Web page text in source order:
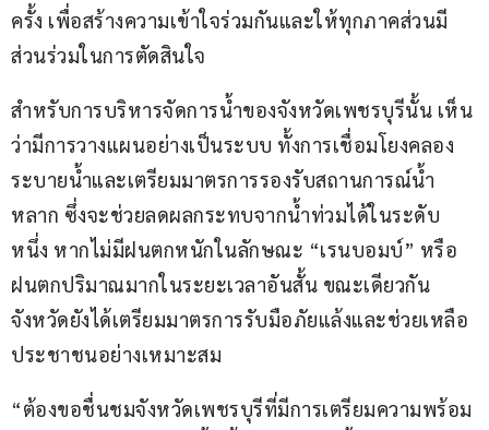
ครั้ง เพื่อสร้างความเข้าใจร่วมกันและให้ทุกภาคส่วนมี
ส่วนร่วมในการตัดสินใจ
สำหรับการบริหารจัดการน้ำของจังหวัดเพชรบุรีนั้น เห็น
ว่ามีการวางแผนอย่างเป็นระบบ ทั้งการเชื่อมโยงคลอง
ระบายน้ำและเตรียมมาตรการรองรับสถานการณ์น้ำ
หลาก ซึ่งจะช่วยลดผลกระทบจากน้ำท่วมได้ในระดับ
หนึ่ง หากไม่มีฝนตกหนักในลักษณะ “เรนบอมบ์” หรือ
ฝนตกปริมาณมากในระยะเวลาอันสั้น ขณะเดียวกัน
จังหวัดยังได้เตรียมมาตรการรับมือภัยแล้งและช่วยเหลือ
ประชาชนอย่างเหมาะสม
“ต้องขอชื่นชมจังหวัดเพชรบุรีที่มีการเตรียมความพร้อม